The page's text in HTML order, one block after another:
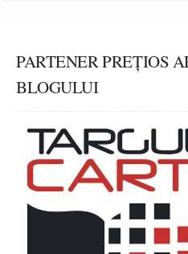
PARTENER PREȚIOS
BLOGULUI